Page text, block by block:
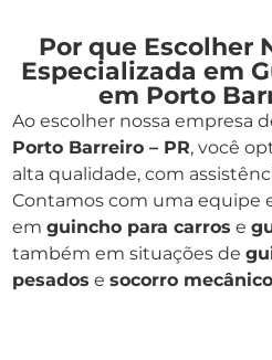
Por que Escolher
Especializada em
em Porto
Ao escolher nossa empresa
Porto Barreiro – PR, você
alta qualidade, com
Contamos com uma equipe
em guincho para carros e
também em situações de
pesados e socorro